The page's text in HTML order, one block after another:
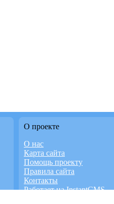
О проекте
О нас
Карта сайта
Помощь проекту
Правила сайта
Контакты
Работает на InstantCMS